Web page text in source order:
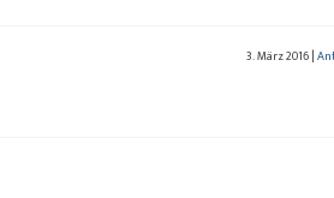
3. März 2016|